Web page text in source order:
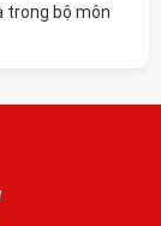
trong bộ môn